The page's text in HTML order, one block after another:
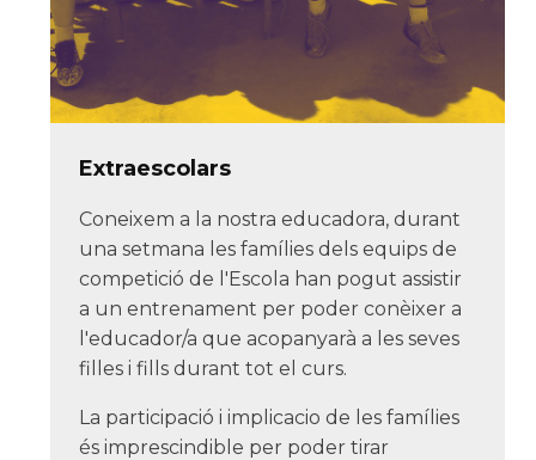
Extraescolars
Coneixem a la nostra educadora, durant
una setmana les famílies dels equips de
competició de l'Escola han pogut assistir
a un entrenament per poder conèixer a
l'educador/a que acopanyarà a les seves
filles i fills durant tot el curs.
La participació i implicacio de les famílies
és imprescindible per poder tirar